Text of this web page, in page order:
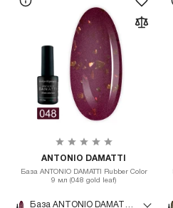
ANTONIO DAMATTI
База ANTONIO DAMATTI Rubber Color
9 мл (048 gold leaf)
База ANTONIO DAMATTI Rubber Color 9 мл (048 gold leaf)